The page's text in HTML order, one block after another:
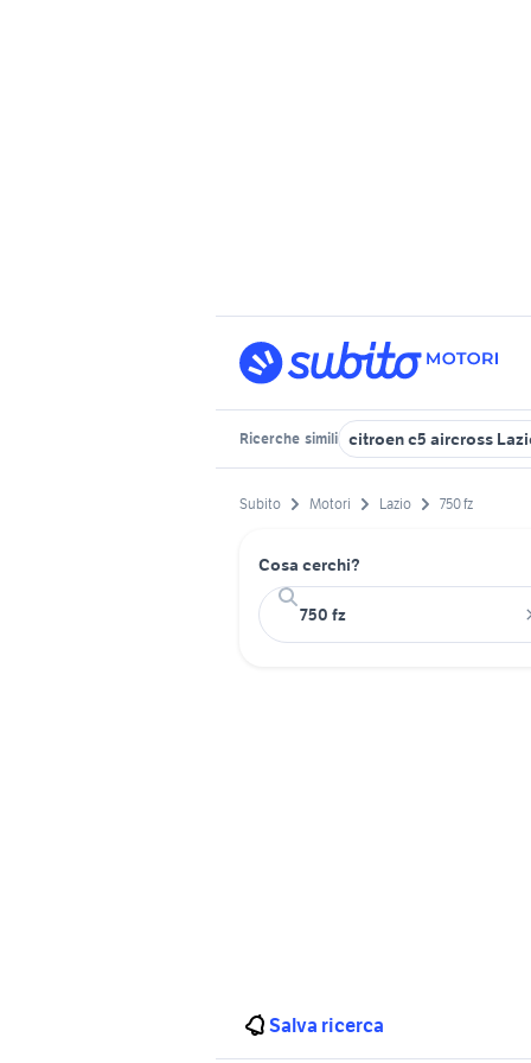
Ricerche simili citroen c5 aircross
Subito Motori Lazio 750 fz
Cosa cerchi?
Salva ricerca